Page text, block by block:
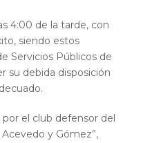
4:00 de la tarde, con
siendo estos
Servicios Públicos de
su debida disposición
el club defensor del
y Gómez”,